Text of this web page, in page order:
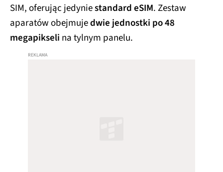
SIM, oferując jedyniestandard eSIM. Zestaw
aparatów obejmujedwie jednostki po 48
megapikseli na tylnym panelu.